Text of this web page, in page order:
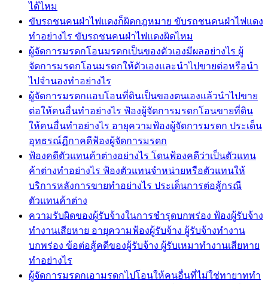
ได้ไหม
ขับรถชนคนฝ่าไฟแดงก็ผิดกฎหมาย ขับรถชนคนฝ่าไฟแดง
ทำอย่างไร ขับรถชนคนฝ่าไฟแดงผิดไหม
ผู้จัดการมรดกโอนมรดกเป็นของตัวเองมีผลอย่างไร ผู้
จัดการมรดกโอนมรดกให้ตัวเองและนำไปขายต่อหรือนำ
ไปจำนองทำอย่างไร
ผู้จัดการมรดกแอบโอนที่ดินเป็นของตนเองแล้วนำไปขาย
ต่อให้คนอื่นทำอย่างไร ฟ้องผู้จัดการมรดกโอนขายที่ดิน
ให้คนอื่นทำอย่างไร อายุความฟ้องผู้จัดการมรดก ประเด็น
อุทธรณ์ฏีกาคดีฟ้องผู้จัดการมรดก
ฟ้องคดีตัวแทนค้าต่างอย่างไร โดนฟ้องคดีว่าเป็นตัวแทน
ค้าต่างทำอย่างไร ฟ้องตัวแทนจำหน่ายหรือตัวแทนให้
บริการหลังการขายทำอย่างไร ประเด็นการต่อสู้กรณี
ตัวแทนค้าต่าง
ความรับผิดของผู้รับจ้างในการชำรุดบกพร่อง ฟ้องผู้รับจ้าง
ทำงานเสียหาย อายุความฟ้องผู้รับจ้าง ผู้รับจ้างทำงาน
บกพร่อง ข้อต่อสู้คดีของผู้รับจ้าง ผู้รับเหมาทำงานเสียหาย
ทำอย่างไร
ผู้จัดการมรดกเอามรดกไปโอนให้คนอื่นที่ไม่ใช่ทายาททำ